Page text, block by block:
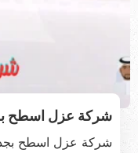
شركة عزل اسطح
شركة عزل اسطح